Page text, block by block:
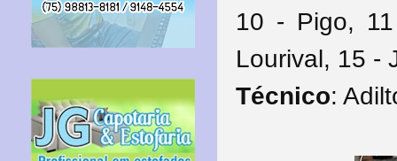
10 - Pigo,
Lourival, 15 -
Técnico: